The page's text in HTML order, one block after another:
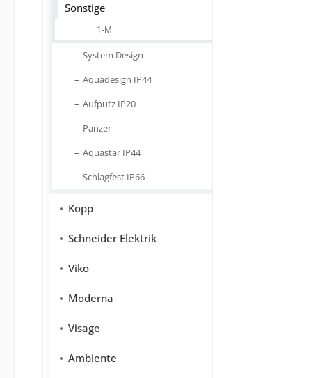
Sonstige
1-M
System Design
Aquadesign IP44
Aufputz IP20
Panzer
Aquastar IP44
Schlagfest IP66
Kopp
Schneider Elektrik
Viko
Moderna
Visage
Ambiente